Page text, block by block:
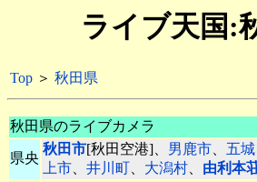
ライブ天国:
Top ＞ 秋田県
秋田県のライブカメラ
県央
秋田市[秋田空港]、 男鹿市、 五
上市、 井川町、 大潟村、 由利本